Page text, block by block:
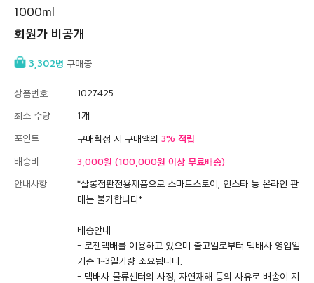
1000ml
회원가 비공개
3,302 구매중
상품번호
1027425
최소 수량
1
포인트
구매확정 시 구매액의 3
배송비 3,000원 (100,000원 이상 무료배송)
안내사항
*살롱점판전용제품으로 스마트스토어, 인스타 등 온라인 판
매는 불가합니다*
배송안내
- 로젠택배를 이용하고 있으며 출고일로부터 택배사 영업일
기준 1~3일가량 소요됩니다.
- 택배사 물류센터의 사정, 자연재해 등의 사유로 배송이 지